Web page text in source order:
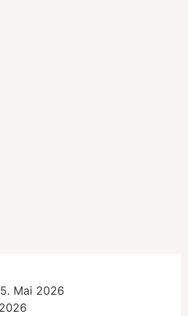
5. Mai 2026